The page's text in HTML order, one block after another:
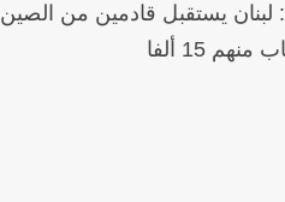
لبنان يستقبل قادمين من الصين